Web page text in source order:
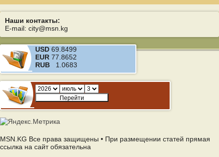
Наши контакты:
E-mail: city@msn.kg
USD 69.8499
EUR 77.8652
RUB 1.0683
MSN.KG Все права защищены • При размещении статей прямая
ссылка на сайт обязательна